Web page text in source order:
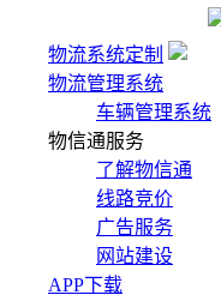
物流系统定制
物流管理系统
车辆管理系统
物信通服务
了解物信通
线路竞价
广告服务
网站建设
APP下载